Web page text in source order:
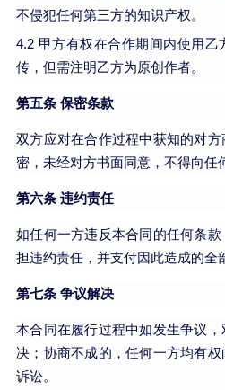
不侵犯任何第三方的知识产权。
4.2 甲方有权在合作期间内使用
传，但需注明乙方为原创作者。
第五条 保密条款
双方应对在合作过程中获知的对
密，未经对方书面同意，不得向任
第六条 违约责任
如任何一方违反本合同的任何条
担违约责任，并支付因此造成的全
第七条 争议解决
本合同在履行过程中如发生争议
决；协商不成的，任何一方均有
诉讼。